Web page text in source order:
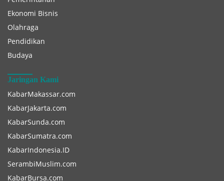
Ekonomi Bisnis
Olahraga
Pendidikan
Budaya
Jaringan Kami
KabarMakassar.com
KabarJakarta.com
KabarSunda.com
KabarSumatra.com
KabarIndonesia.ID
SerambiMuslim.com
KabarBursa.com